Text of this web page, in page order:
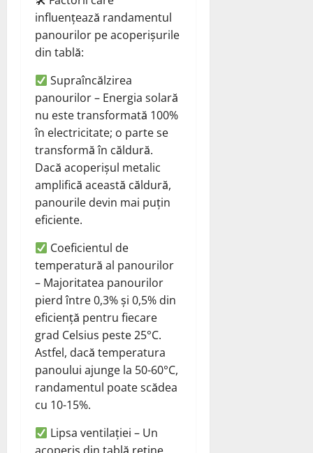
influențează randamentul
panourilor pe acoperișurile
din tablă:
Supraîncălzirea
panourilor – Energia solară
nu este transformată 100%
în electricitate; o parte se
transformă în căldură.
Dacă acoperișul metalic
amplifică această căldură,
panourile devin mai puțin
eficiente.
Coeficientul de
temperatură al panourilor
– Majoritatea panourilor
pierd între 0,3% și 0,5% din
eficiență pentru fiecare
grad Celsius peste 25°C.
Astfel, dacă temperatura
panoului ajunge la 50-60°C,
randamentul poate scădea
cu 10-15%.
Lipsa ventilației – Un